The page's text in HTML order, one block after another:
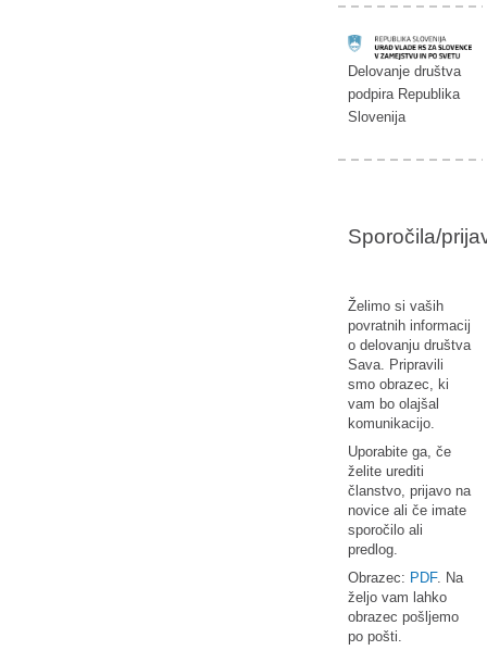
Delovanje društva
podpira Republika
Slovenija
Sporočila/
Želimo si vaših
povratnih informacij
o delovanju društva
Sava. Pripravili
smo obrazec, ki
vam bo olajšal
komunikacijo.
Uporabite ga, če
želite urediti
članstvo, prijavo na
novice ali če imate
sporočilo ali
predlog.
Obrazec: PDF. Na
željo vam lahko
obrazec pošljemo
po pošti.